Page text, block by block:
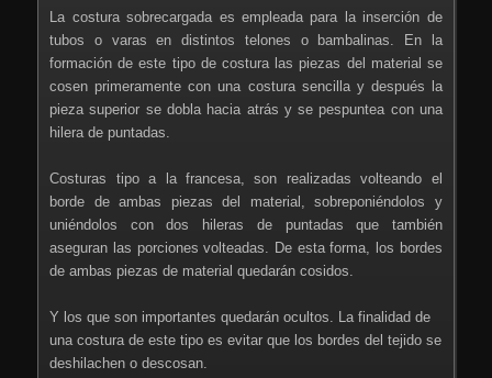
La costura sobrecargada es empleada para la inserción de
tubos o varas en distintos telones o bambalinas. En la
formación de este tipo de costura las piezas del material se
cosen primeramente con una costura sencilla y después la
pieza superior se dobla hacia atrás y se pespuntea con una
hilera de puntadas.
Costuras tipo a la francesa, son realizadas volteando el
borde de ambas piezas del material, sobreponiéndolos y
uniéndolos con dos hileras de puntadas que también
aseguran las porciones volteadas. De esta forma, los bordes
de ambas piezas de material quedarán cosidos.
Y los que son importantes quedarán ocultos. La finalidad de
una costura de este tipo es evitar que los bordes del tejido se
deshilachen o descosan.